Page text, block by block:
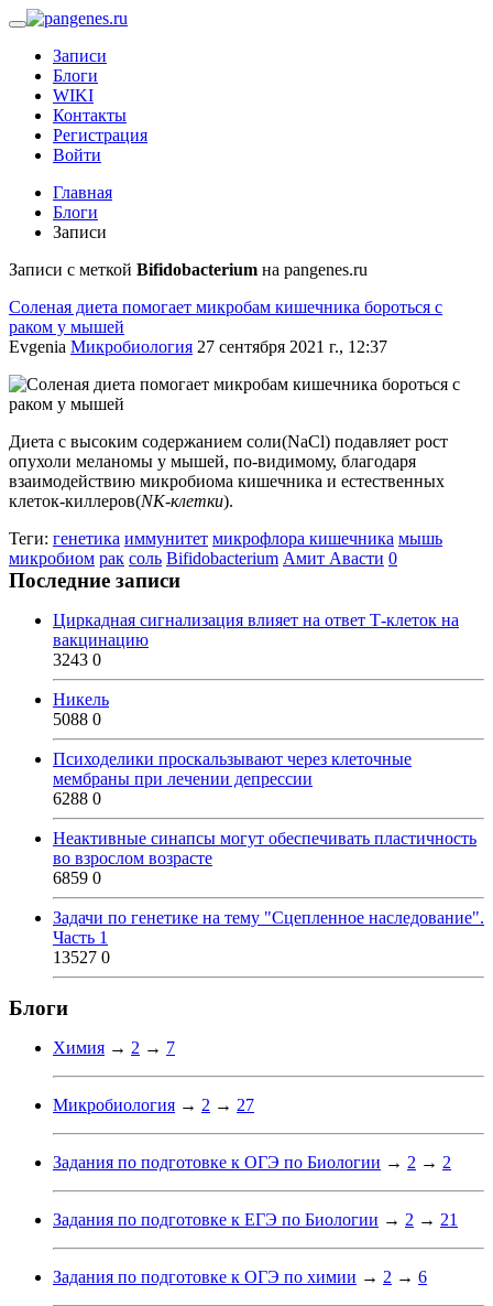
Записи
Блоги
WIKI
Контакты
Регистрация
Войти
Главная
Блоги
Записи
Записи с меткой Bifidobacterium на pangenes.ru
Соленая диета помогает микробам кишечника бороться с
раком у мышей
Evgenia Микробиология 27 сентября 2021 г., 12:37
Диета с высоким содержанием соли(NaCl) подавляет рост
опухоли меланомы у мышей, по-видимому, благодаря
взаимодействию микробиома кишечника и естественных
клеток-киллеров(NK-клетки).
Теги: генетика иммунитет микрофлора кишечника мышь
микробиом рак соль Bifidobacterium Амит Авасти 0
Последние записи
Циркадная сигнализация влияет на ответ Т-клеток на
вакцинацию
3243 0
Никель
5088 0
Психоделики проскальзывают через клеточные
мембраны при лечении депрессии
6288 0
Неактивные синапсы могут обеспечивать пластичность
во взрослом возрасте
6859 0
Задачи по генетике на тему "Сцепленное наследование".
Часть 1
13527 0
Блоги
Химия → 2 → 7
Микробиология → 2 → 27
Задания по подготовке к ОГЭ по Биологии → 2 → 2
Задания по подготовке к ЕГЭ по Биологии → 2 → 21
Задания по подготовке к ОГЭ по химии → 2 → 6